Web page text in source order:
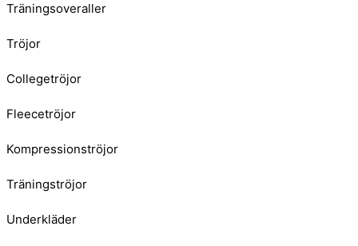
Träningsoveraller
Tröjor
Collegetröjor
Fleecetröjor
Kompressionströjor
Träningströjor
Underkläder